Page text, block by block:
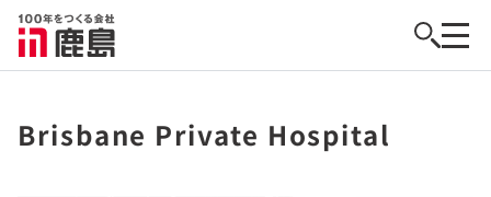
Brisbane Private Hospital